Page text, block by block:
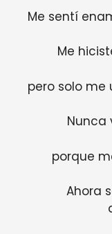
Me sentí
Me
pero solo me
Nunca
porque
Ahora